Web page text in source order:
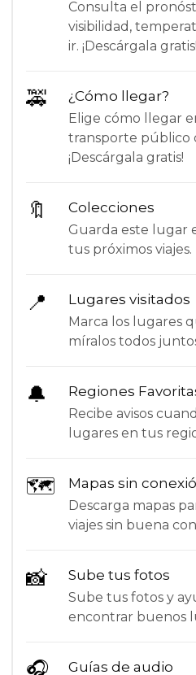
Consulta el
visibilidad,
ir. ¡Descárgala gratis!
🚕 ¿Cómo llegar?
Elige cómo llegar
transporte público
¡Descárgala gratis!
🔖 Colecciones
Guarda este lugar
tus próximos viajes.
📍 Lugares visitados
Marca los lugares
míralos todos
🔔 Regiones
Recibe avisos
lugares en tus
🗺 Mapas sin
Descarga mapas
viajes sin buena
📸 Sube tus fotos
Sube tus fotos y
encontrar buenos
Guías de audio